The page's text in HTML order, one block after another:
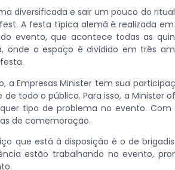
diversificada e sair um pouco do
A festa típica alemã é realizada
evento, que acontece todas as
onde o espaço é dividido em três
a Empresas Minister tem sua
de todo o público. Para isso, a Minister
tipo de problema no evento.
de comemoração.
que está à disposição é o de
estão trabalhando no evento,